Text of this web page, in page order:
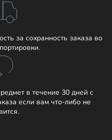
за сохранность заказа во
в течение 30 дней с
если вам что-либо не